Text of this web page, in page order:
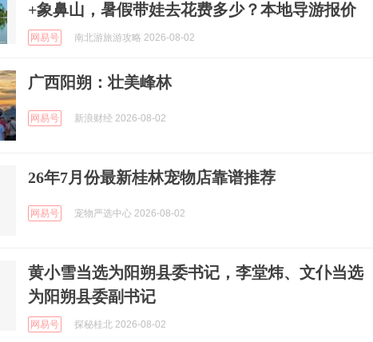
+象鼻山，暑假带娃去花费多少？本地导游报价
网易号 南北游旅游攻略 2026-08-02
广西阳朔：壮美峰林
网易号 新浪财经 2026-08-02
26年7月份最新桂林宠物店靠谱推荐
网易号 宠物严选中心 2026-08-02
黄小雪当选为阳朔县委书记，李堂炜、文仆当选
为阳朔县委副书记
网易号 探秘桂北 2026-08-02